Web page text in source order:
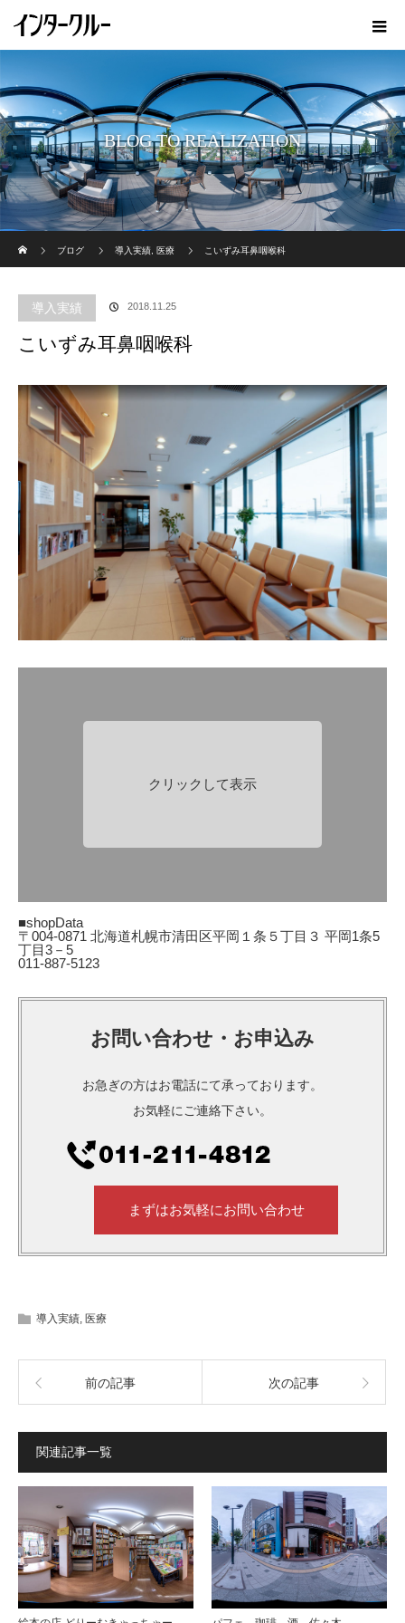
BLOG TO REALIZATION
ブログ
導入実績 医療 こいずみ耳鼻咽喉科
導入実績 2018.11.25
こいずみ耳鼻咽喉科
クリックして表示
■shopData
〒004-0871 北海道札幌市清田区平岡１条５丁目３ 平岡1条5
丁目3－5
011-887-5123
お問い合わせ・お申込み
お急ぎの方はお電話にて承っております。
お気軽にご連絡下さい。
まずはお気軽にお問い合わせ
導入実績, 医療
前の記事 次の記事
関連記事一覧